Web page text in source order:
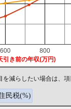
600 800
引き前の年収(万円)
減らしたい場合は、項
民税(%)